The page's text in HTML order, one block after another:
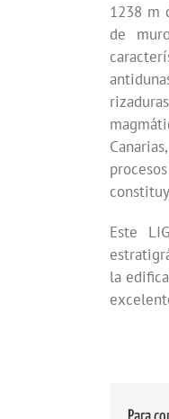
1238 m
de
Este
la